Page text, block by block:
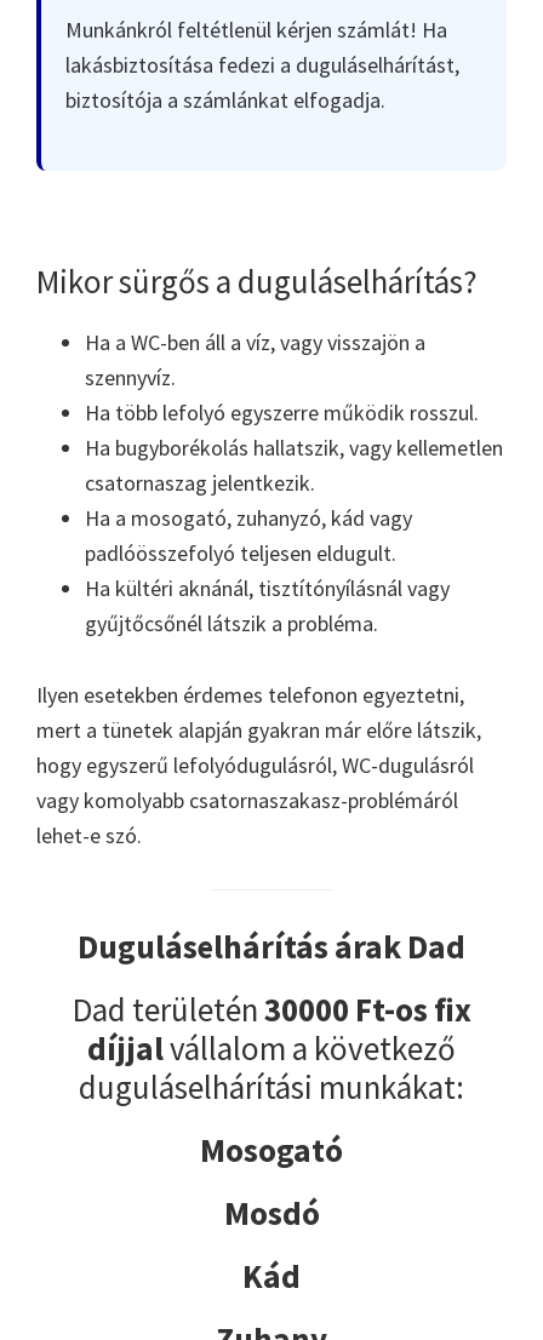
Munkánkról feltétlenül kérjen számlát! Ha
lakásbiztosítása fedezi a duguláselhárítást,
biztosítója a számlánkat elfogadja.
Mikor sürgős a duguláselhárítás?
Ha a WC-ben áll a víz, vagy visszajön a
szennyvíz.
Ha több lefolyó egyszerre működik rosszul.
Ha bugyborékolás hallatszik, vagy kellemetlen
csatornaszag jelentkezik.
Ha a mosogató, zuhanyzó, kád vagy
padlóösszefolyó teljesen eldugult.
Ha kültéri aknánál, tisztítónyílásnál vagy
gyűjtőcsőnél látszik a probléma.
Ilyen esetekben érdemes telefonon egyeztetni,
mert a tünetek alapján gyakran már előre látszik,
hogy egyszerű lefolyódugulásról, WC-dugulásról
vagy komolyabb csatornaszakasz-problémáról
lehet-e szó.
Duguláselhárítás árak Dad
Dad területén30000 Ft-os fix
díjjalvállalom a következő
duguláselhárítási munkákat:
Mosogató
Mosdó
Kád